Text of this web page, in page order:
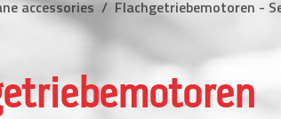
accessories Flachgetriebemotoren -